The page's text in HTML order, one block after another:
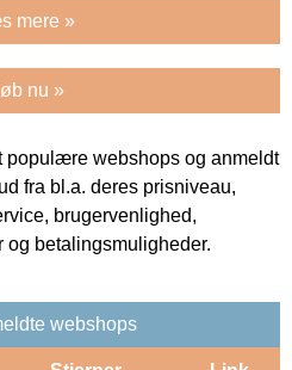
mere »
nu »
populære webshops og anmeldt
fra bl.a. deres prisniveau,
brugervenlighed,
og betalingsmuligheder.
webshops